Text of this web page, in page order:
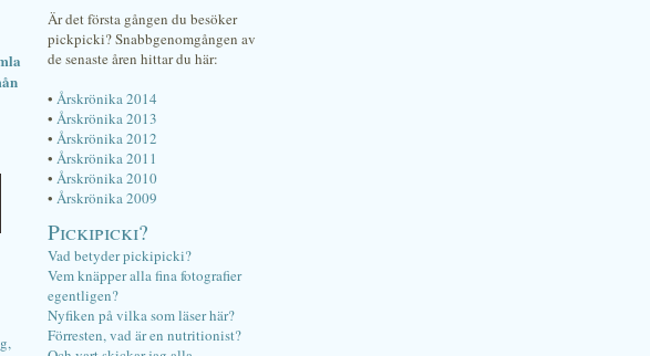
Är det första gången du besöker
pickpicki? Snabbgenomgången av
de senaste åren hittar du här:
• Årskrönika 2014
• Årskrönika 2013
• Årskrönika 2012
• Årskrönika 2011
• Årskrönika 2010
• Årskrönika 2009
Pickipicki?
Vad betyder pickipicki?
Vem knäpper alla fina fotografier
egentligen?
Nyfiken på vilka som läser här?
Förresten, vad är en nutritionist?